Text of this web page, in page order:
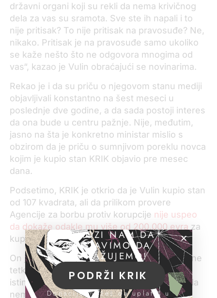
državni organi koji su rekli da nema krivičnog
dela za vas su sramota. Sve ste ih napali i to
nije pritisak? To nije pritisak na pravosuđe? Ne,
nikako. Pritisak je na pravosuđe samo ukoliko
se kaže nešto što ne odgovora mnogima od
vas“, kazao je Vulin obraćajući se novinarima.
Rekao je i da su priču o njegovom stanu mediji
objavljivali konstantno na šest meseci u
poslednje dve godine, a da sada postoji interes
da ona bude u centru pažnje. Nije, međutim,
jasno na šta je konkretno ministar mislio s
obzirom da je priču o sumnjivom poreklu novca
kojim je kupio stan KRIK objavio pre mesec
dana.
Podsetimo, KRIK je otkrio da je Vulin kupio stan
od 107 kvadrata, ali da prilikom provere
Agencije za borbu protiv korupcije nije uspeo
da dokaže odakle mu više od 200.000 evra za
kupovinu ovog stana.
On je objasnio da je novac dobio od suprugine
tetke iz Kanade, ali je Agencija posumnjala u
istinitost njegovih navoda i istragom otkrila da
nema dokaza da je novac unet u zemlju,
POMOZI NAM DA
NASTAVIMO DA
ISTRAŽUJEMO!
PODRŽI KRIK
Donacije možeš da uplatiš u